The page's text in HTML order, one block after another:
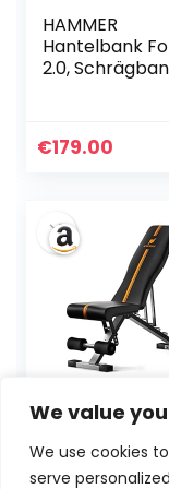
We value
We use cookies
serve
HAMMER
Hantelbank
2.0,
vormontiert,
kg
123 x 52 x 120
€249.00
€179.00
Klappbare,
Verstellbare
Hantelbank |